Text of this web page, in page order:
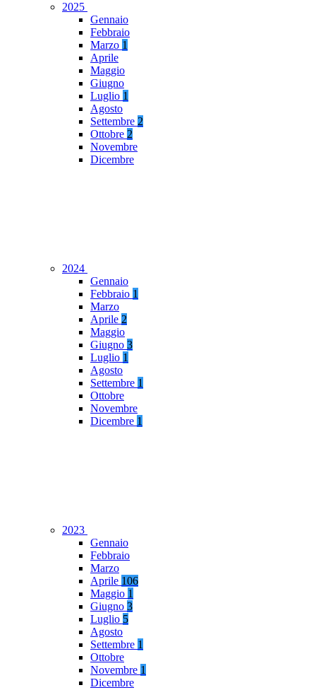
2025
Gennaio
Febbraio
Marzo 1
Aprile
Maggio
Giugno
Luglio 1
Agosto
Settembre 2
Ottobre 2
Novembre
Dicembre
2024
Gennaio
Febbraio 1
Marzo
Aprile 2
Maggio
Giugno 3
Luglio 1
Agosto
Settembre 1
Ottobre
Novembre
Dicembre 1
2023
Gennaio
Febbraio
Marzo
Aprile 106
Maggio 1
Giugno 3
Luglio 5
Agosto
Settembre 1
Ottobre
Novembre 1
Dicembre